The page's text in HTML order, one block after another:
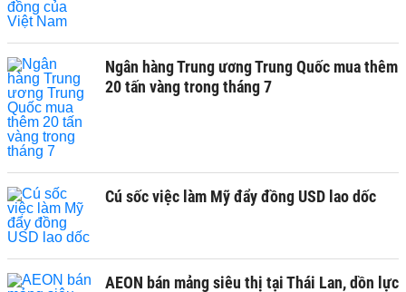
Ngân hàng Trung ương Trung Quốc mua thêm
20 tấn vàng trong tháng 7
Cú sốc việc làm Mỹ đẩy đồng USD lao dốc
AEON bán mảng siêu thị tại Thái Lan, dồn lực